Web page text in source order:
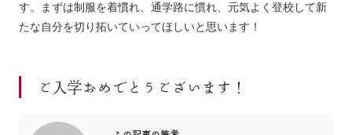
す。まずは制服を着慣れ、通学路に慣れ、元気よく登校して新
たな自分を切り拓いていってほしいと思います！
ご入学おめでとうございます！